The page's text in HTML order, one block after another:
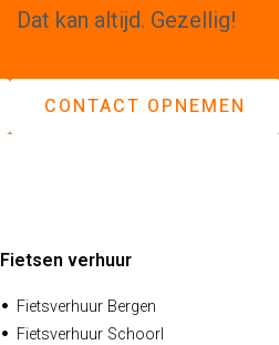
Dat kan altijd. Gezellig!
CONTACT OPNEMEN
Fietsen verhuur
Fietsverhuur Bergen
Fietsverhuur Schoorl